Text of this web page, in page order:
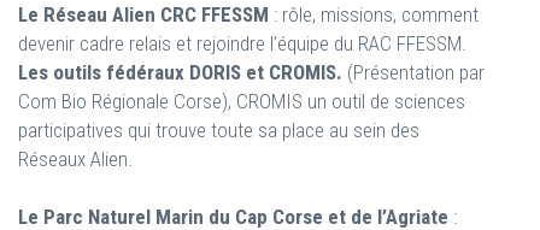
Le Réseau Alien CRC FFESSM : rôle, missions, comment
devenir cadre relais et rejoindre l’équipe du RAC FFESSM.
Les outils fédéraux DORIS et CROMIS. (Présentation par
Com Bio Régionale Corse), CROMIS un outil de sciences
participatives qui trouve toute sa place au sein des
Réseaux Alien.
Le Parc Naturel Marin du Cap Corse et de l’Agriate :